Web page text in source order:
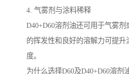
4. 气雾剂与涂料稀释
D40+D60溶剂油还可用于气雾
的挥发性和良好的溶解力可提
度。
为什么选择D60及D40+D60溶剂